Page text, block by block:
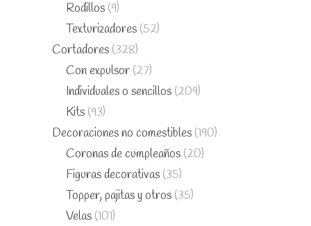
Rodillos (9)
Texturizadores (52)
Cortadores (328)
Con expulsor (27)
Individuales o sencillos (209)
Kits (93)
Decoraciones no comestibles (190)
Coronas de cumpleaños (20)
Figuras decorativas (35)
Topper, pajitas y otros (35)
Velas (101)